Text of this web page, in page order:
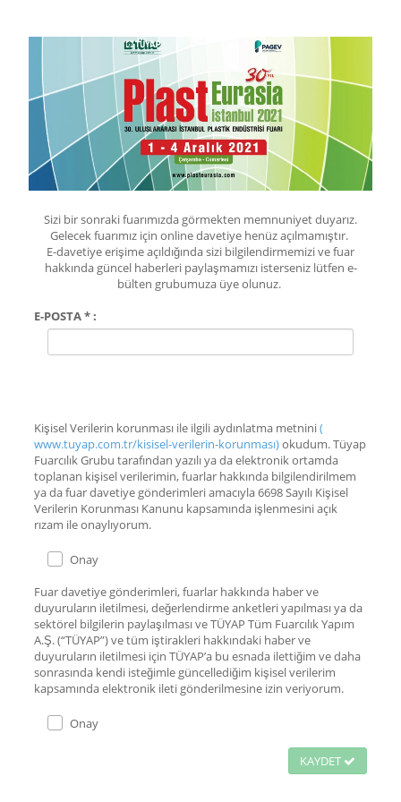
Sizi bir sonraki fuarımızda görmekten memnuniyet duyarız.
Gelecek fuarımız için online davetiye henüz açılmamıştır.
E-davetiye erişime açıldığında sizi bilgilendirmemizi ve fuar
hakkında güncel haberleri paylaşmamızı isterseniz lütfen e-
bülten grubumuza üye olunuz.
E-POSTA * :
Kişisel Verilerin korunması ile ilgili aydınlatma metnini(
www.tuyap.com.tr/kisisel-verilerin-korunması)okudum. Tüyap
Fuarcılık Grubu tarafından yazılı ya da elektronik ortamda
toplanan kişisel verilerimin, fuarlar hakkında bilgilendirilmem
ya da fuar davetiye gönderimleri amacıyla 6698 Sayılı Kişisel
Verilerin Korunması Kanunu kapsamında işlenmesini açık
rızam ile onaylıyorum.
Onay
Fuar davetiye gönderimleri, fuarlar hakkında haber ve
duyuruların iletilmesi, değerlendirme anketleri yapılması ya da
sektörel bilgilerin paylaşılması ve TÜYAP Tüm Fuarcılık Yapım
A.Ş. (“TÜYAP”) ve tüm iştirakleri hakkındaki haber ve
duyuruların iletilmesi için TÜYAP’a bu esnada ilettiğim ve daha
sonrasında kendi isteğimle güncellediğim kişisel verilerim
kapsamında elektronik ileti gönderilmesine izin veriyorum.
Onay
KAYDET